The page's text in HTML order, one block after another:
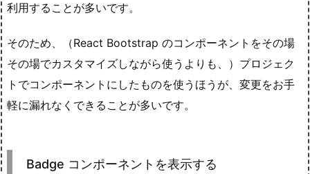
利用することが多いです。
そのため、（React Bootstrap のコンポーネントをその場
その場でカスタマイズしながら使うよりも、）プロジェク
トでコンポーネントにしたものを使うほうが、変更をお手
軽に漏れなくできることが多いです。
Badge コンポーネントを表示する